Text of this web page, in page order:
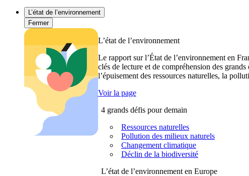
L’état de l’environnement
Fermer
L’état de l’environnement
Le rapport sur l’État de l’environnement en
clés de lecture et de compréhension des
l’épuisement des ressources naturelles, la
Voir la page
4 grands défis pour demain
Ressources naturelles
Pollution des milieux naturels
Changement climatique
Déclin de la biodiversité
L’état de l’environnement en Europe